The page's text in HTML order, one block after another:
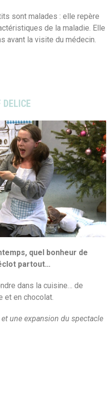
sont malades : elle repère
de la maladie. Elle
avant la visite du médecin.
quel bonheur de
partout…
dans la cuisine… de
en chocolat.
une expansion du spectacle